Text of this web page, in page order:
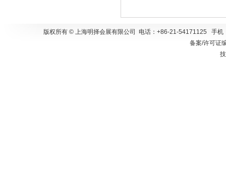
版权所有 © 上海明择会展有限公司 电话：+86-21-54171125 手
备案/许可证